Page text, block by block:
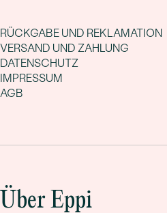
RÜCKGABE UND REKLAMATION
VERSAND UND ZAHLUNG
DATENSCHUTZ
IMPRESSUM
AGB
Über Eppi